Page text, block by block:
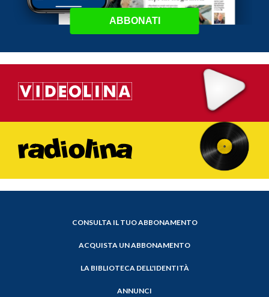
ABBONATI
CONSULTA IL TUO ABBONAMENTO
ACQUISTA UN ABBONAMENTO
LA BIBLIOTECA DELL'IDENTITÀ
ANNUNCI